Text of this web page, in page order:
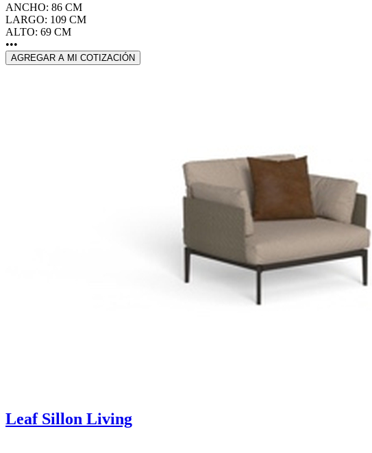
ANCHO: 86 CM
LARGO: 109 CM
ALTO: 69 CM
•••
AGREGAR A MI COTIZACIÓN
Leaf Sillon Living